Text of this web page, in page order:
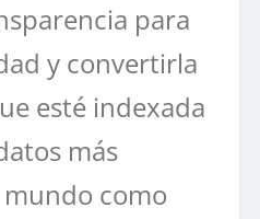
para
y convertirla
esté indexada
más
como